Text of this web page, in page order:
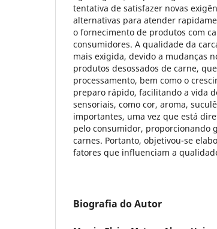
tentativa de satisfazer novas
alternativas para atender
o fornecimento de produtos com
consumidores. A qualidade da
mais exigida, devido a mudanças
produtos desossados de carne,
processamento, bem como o
preparo rápido, facilitando a vida
sensoriais, como cor, aroma,
importantes, uma vez que está
pelo consumidor, proporcionando
carnes. Portanto, objetivou-se
fatores que influenciam a
Biografia do Autor